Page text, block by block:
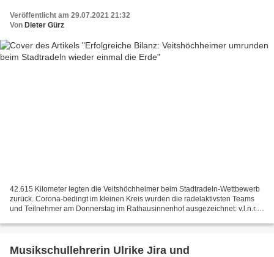
Veröffentlicht am 29.07.2021 21:32
Von Dieter Gürz
42.615 Kilometer legten die Veitshöchheimer beim Stadtradeln-Wettbewerb
zurück. Corona-bedingt im kleinen Kreis wurden die radelaktivsten Teams
und Teilnehmer am Donnerstag im Rathausinnenhof ausgezeichnet: v.l.n.r.
Musikschullehrerin Ulrike Jira und